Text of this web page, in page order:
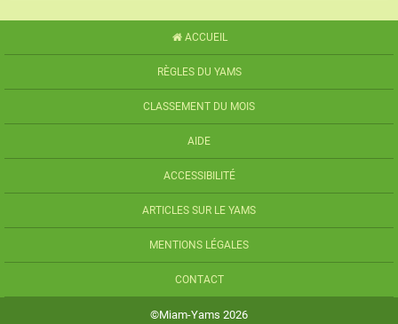
ACCUEIL
RÈGLES DU YAMS
CLASSEMENT DU MOIS
AIDE
ACCESSIBILITÉ
ARTICLES SUR LE YAMS
MENTIONS LÉGALES
CONTACT
©Miam-Yams 2026